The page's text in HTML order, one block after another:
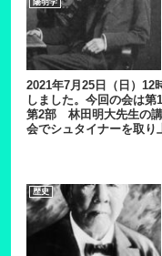
2021年7月25日（日）12
しました。今回の会は
第2部 林田明大先生の
会でシュタイナーを取り
歴史